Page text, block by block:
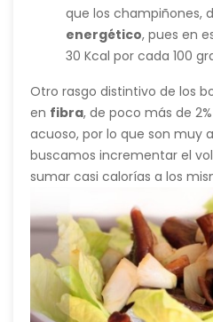
que los champiñones,
energético, pues en
30 Kcal por cada 100
Otro rasgo distintivo de los
en fibra, de poco más de
acuoso, por lo que son muy
buscamos incrementar el
sumar casi calorías a los